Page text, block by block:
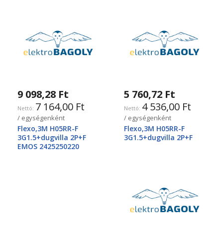
9 098,28 Ft
7 164,00 Ft
/ egységenként
Flexo,3M H05RR-F
3G1.5+dugvilla 2P+F
EMOS 2425250220
5 760,72 Ft
4 536,00 Ft
/ egységenként
Flexo,3M H05RR-F
3G1.5+dugvilla 2P+F